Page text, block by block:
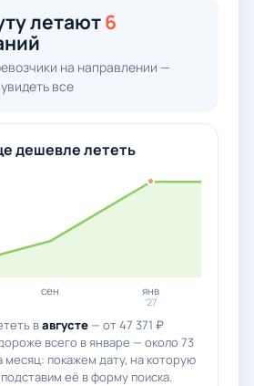
летают6
на направлении —
все
дешевле лететь
сен янв
’27
вавгусте — от 47 371 ₽
всего в январе — около 73
покажем дату, на которую
её в форму поиска.